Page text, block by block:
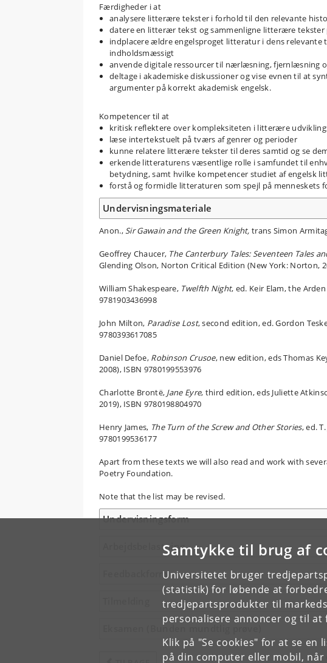
Samtykke til brug af
Universitetet bruger
(statistik) for løbende at
tredjepartsprodukter til
personalisere annoncer og til at
Klik på "Se cookies" for at se en
på din computer eller mobil,
Færdigheder i at
analysere litterære tekster i forhold til den relevante
datere en litterær tekst og sammenligne litterære
indplacere ældre engelsproget litteratur i dens
indholdsmæssigt
anvende digitale ressourcer til nærlæsning, fjernlæsning
deltage i akademiske diskussioner og vise evnen til at
argumenter på korrekt akademisk engelsk.
Kompetencer til at
kritisk reflektere over kompleksiteten i litterære
læse intertekstuelt på tværs af genrer og perioder
kunne relatere litterære tekster til deres samtid og se
erkende litteraturens væsentlige rolle i samfundet til
betydning, samt hvilke kompetencer studiet af engelsk
forstå og formidle litteraturen som spejl på menneskets
Undervisningsmateriale
Anon.,Sir Gawain and the Green Knight,trans Simon
Geoffrey Chaucer, The Canterbury Tales: Seventeen Tales
Glending Olson, Norton Critical Edition (New York: Norton,
William Shakespeare, Twelfth Night, ed. Keir Elam, the
9781903436998
John Milton, Paradise Lost, second edition, ed. Gordon
9780393617085
Daniel Defoe, Robinson Crusoe, new edition, eds Thomas
2008), ISBN 9780199553976
Charlotte Brontë, Jane Eyre, third edition, eds Juliette
2019), ISBN 9780198804970
Henry James, The Turn of the Screw and Other Stories, ed.
9780199536177
Apart from these texts we will also read and work with
Poetry Foundation.
Note that the list may be revised.
Undervisningsform
Arbejdsbelastning
Feedbackform
Eksamen (Bunden mundtlig prøve)